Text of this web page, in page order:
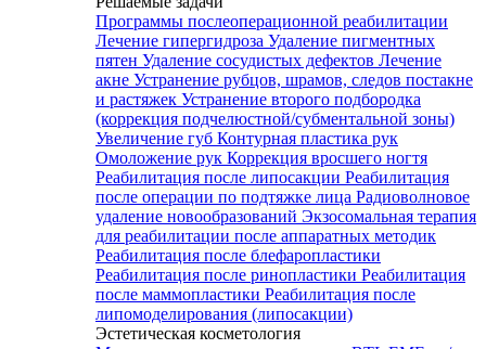
Программы послеоперационной реабилитации
Лечение гипергидроза Удаление пигментных
пятен Удаление сосудистых дефектов Лечение
акне Устранение рубцов, шрамов, следов постакне
и растяжек Устранение второго подбородка
(коррекция подчелюстной/субментальной зоны)
Увеличение губ Контурная пластика рук
Омоложение рук Коррекция вросшего ногтя
Реабилитация после липосакции Реабилитация
после операции по подтяжке лица Радиоволновое
удаление новообразований Экзосомальная терапия
для реабилитации после аппаратных методик
Реабилитация после блефаропластики
Реабилитация после ринопластики Реабилитация
после маммопластики Реабилитация после
липомоделирования (липосакции)
Эстетическая косметология